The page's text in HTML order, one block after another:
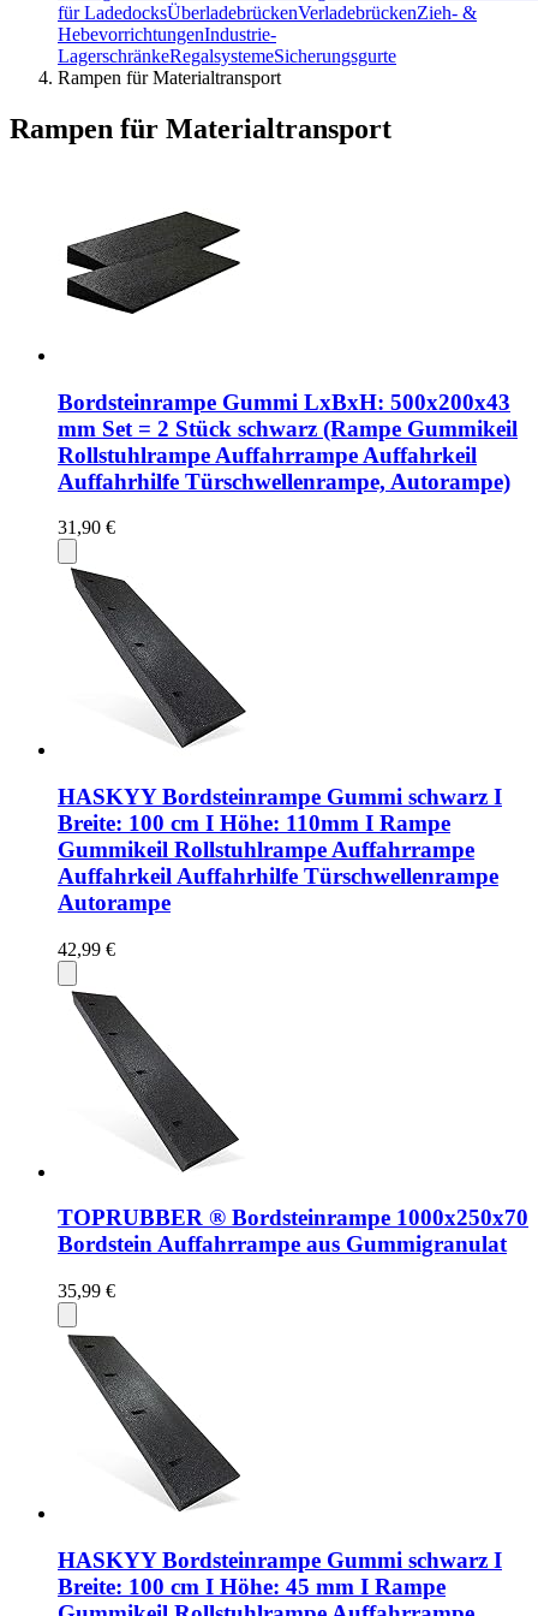
für LadedocksÜberladebrückenVerladebrückenZieh- &
HebevorrichtungenIndustrie-
LagerschränkeRegalsystemeSicherungsgurte
Rampen für Materialtransport
Rampen für Materialtransport
Bordsteinrampe Gummi LxBxH: 500x200x43
mm Set = 2 Stück schwarz (Rampe Gummikeil
Rollstuhlrampe Auffahrrampe Auffahrkeil
Auffahrhilfe Türschwellenrampe, Autorampe)
31,90 €
HASKYY Bordsteinrampe Gummi schwarz I
Breite: 100 cm I Höhe: 110mm I Rampe
Gummikeil Rollstuhlrampe Auffahrrampe
Auffahrkeil Auffahrhilfe Türschwellenrampe
Autorampe
42,99 €
TOPRUBBER ® Bordsteinrampe 1000x250x70
Bordstein Auffahrrampe aus Gummigranulat
35,99 €
HASKYY Bordsteinrampe Gummi schwarz I
Breite: 100 cm I Höhe: 45 mm I Rampe